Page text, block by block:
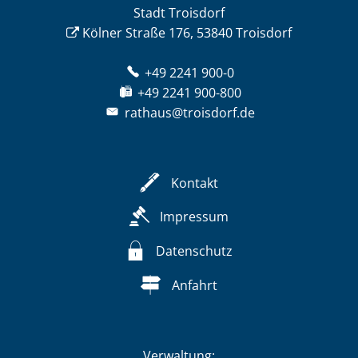
Stadt Troisdorf
Kölner Straße 176, 53840 Troisdorf
+49 2241 900-0
+49 2241 900-800
rathaus@troisdorf.de
Kontakt
Impressum
Datenschutz
Anfahrt